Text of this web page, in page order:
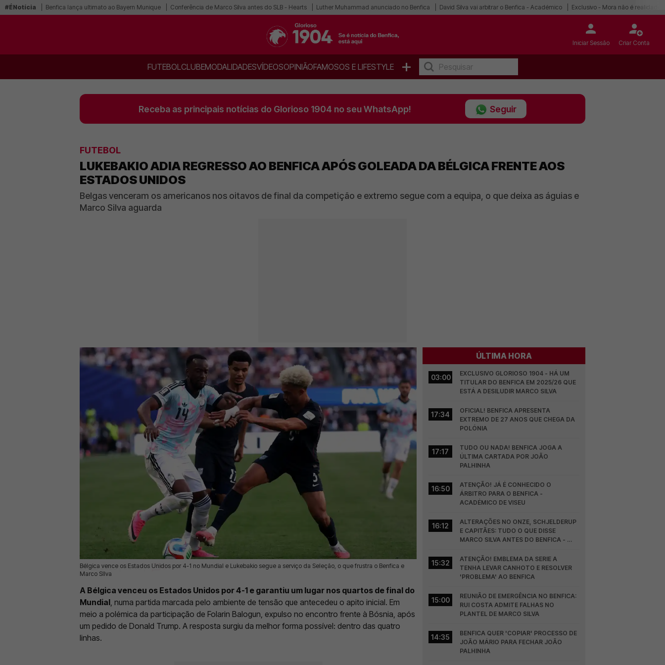
#ÉNotícia Benfica lança ultimato ao Bayern Munique Conferência de Marco Silva antes do SLB - Hearts Luther Muhammad anunciado no Benfica David Silva vai arbitrar o Benfica - Académico Exclusivo - Mora não é realidade
Iniciar Sessão Criar Conta
FUTEBOLCLUBEMODALIDADESVÍDEOSOPINIÃOFAMOSOS E LIFESTYLE +
Receba as principais notícias do Glorioso 1904 no seu WhatsApp! Seguir
FUTEBOL
LUKEBAKIO ADIA REGRESSO AO BENFICA APÓS GOLEADA DA BÉLGICA FRENTE AOS
ESTADOS UNIDOS
Belgas venceram os americanos nos oitavos de final da competição e extremo segue com a equipa, o que deixa as águias e
Marco Silva aguarda
Bélgica vence os Estados Unidos por 4-1 no Mundial e Lukebakio segue a serviço da Seleção, o que frustra o Benfica e
Marco SIlva
07 Jul 2026 | 09:48 | 0
A Bélgica venceu os Estados Unidos por 4-1 e garantiu um lugar nos quartos de final do
Mundial , numa partida marcada pelo ambiente de tensão que antecedeu o apito inicial. Em
meio a polémica da participação de Folarin Balogun, expulso no encontro frente à Bósnia, após
um pedido de Donald Trump. A resposta surgiu da melhor forma possível: dentro das quatro
linhas.
ÚLTIMA HORA
03:00
EXCLUSIVO GLORIOSO 1904 - HÁ UM
TITULAR DO BENFICA EM 2025/26 QUE
ESTÁ A DESILUDIR MARCO SILVA
17:34
OFICIAL! BENFICA APRESENTA
EXTREMO DE 27 ANOS QUE CHEGA DA
POLÓNIA
17:17
TUDO OU NADA! BENFICA JOGA A
ÚLTIMA CARTADA POR JOÃO
PALHINHA
16:50
ATENÇÃO! JÁ É CONHECIDO O
ÁRBITRO PARA O BENFICA -
ACADÉMICO DE VISEU
16:12
ALTERAÇÕES NO ONZE, SCHJELDERUP
E CAPITÃES: TUDO O QUE DISSE
MARCO SILVA ANTES DO BENFICA -
15:32
ATENÇÃO! EMBLEMA DA SERIE A
TENHA LEVAR CANHOTO E RESOLVER
'PROBLEMA' AO BENFICA
15:00
REUNIÃO DE EMERGÊNCIA NO BENFICA:
RUI COSTA ADMITE FALHAS NO
PLANTEL DE MARCO SILVA
14:35
BENFICA QUER 'COPIAR' PROCESSO DE
JOÃO MÁRIO PARA FECHAR JOÃO
PALHINHA